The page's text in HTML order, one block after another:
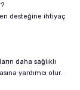
desteğine ihtiyaç
daha sağlıklı
yardımcı olur.